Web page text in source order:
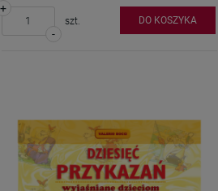
-
+
szt. DO KOSZYKA